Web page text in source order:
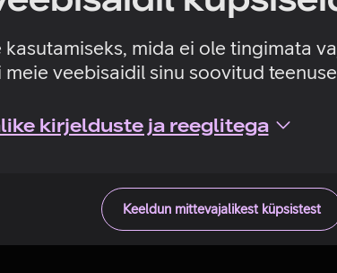
mida ei ole tingimata
veebisaidil sinu soovitud
kirjelduste ja reeglitega
Keeldun mittevajalikest küpsistest